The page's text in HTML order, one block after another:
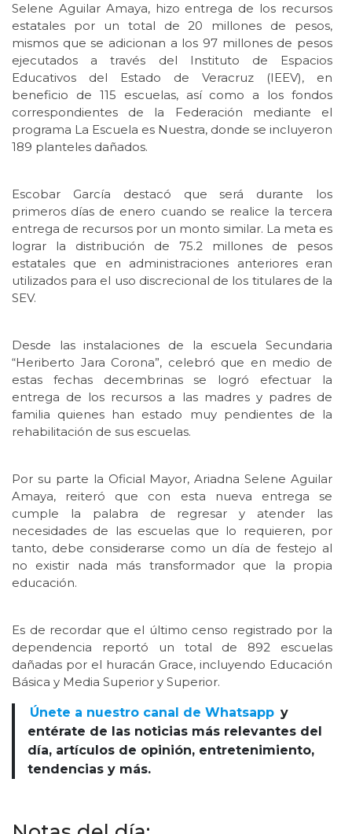
Selene Aguilar Amaya, hizo entrega de los recursos
estatales por un total de 20 millones de pesos,
mismos que se adicionan a los 97 millones de pesos
ejecutados a través del Instituto de Espacios
Educativos del Estado de Veracruz (IEEV), en
beneficio de 115 escuelas, así como a los fondos
correspondientes de la Federación mediante el
programa La Escuela es Nuestra, donde se incluyeron
189 planteles dañados.
Escobar García destacó que será durante los
primeros días de enero cuando se realice la tercera
entrega de recursos por un monto similar. La meta es
lograr la distribución de 75.2 millones de pesos
estatales que en administraciones anteriores eran
utilizados para el uso discrecional de los titulares de la
SEV.
Desde las instalaciones de la escuela Secundaria
“Heriberto Jara Corona”, celebró que en medio de
estas fechas decembrinas se logró efectuar la
entrega de los recursos a las madres y padres de
familia quienes han estado muy pendientes de la
rehabilitación de sus escuelas.
Por su parte la Oficial Mayor, Ariadna Selene Aguilar
Amaya, reiteró que con esta nueva entrega se
cumple la palabra de regresar y atender las
necesidades de las escuelas que lo requieren, por
tanto, debe considerarse como un día de festejo al
no existir nada más transformador que la propia
educación.
Es de recordar que el último censo registrado por la
dependencia reportó un total de 892 escuelas
dañadas por el huracán Grace, incluyendo Educación
Básica y Media Superior y Superior.
Únete a nuestro canal de Whatsapp y
entérate de las noticias más relevantes del
día, artículos de opinión, entretenimiento,
tendencias y más.